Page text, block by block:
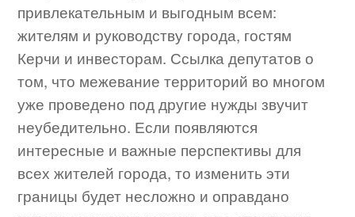
привлекательным и выгодным всем:
жителям и руководству города, гостям
Керчи и инвесторам. Ссылка депутатов о
том, что межевание территорий во многом
уже проведено под другие нужды звучит
неубедительно. Если появляются
интересные и важные перспективы для
всех жителей города, то изменить эти
границы будет несложно и оправдано